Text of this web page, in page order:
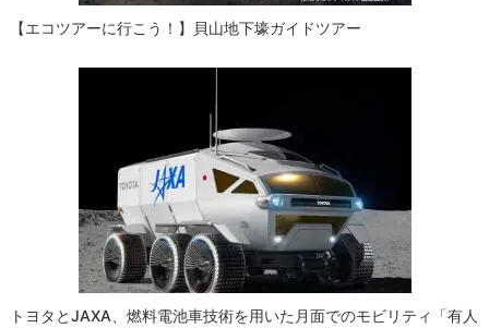
【エコツアーに行こう！】貝山地下壕ガイドツアー
トヨタとJAXA、燃料電池車技術を用いた月面でのモビリティ「有人